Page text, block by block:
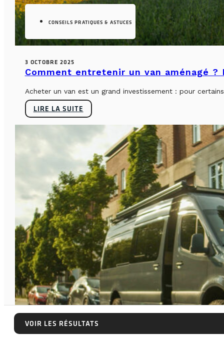
CONSEILS PRATIQUES & ASTUCES
3 OCTOBRE 2025
Comment entretenir un van aménagé
Acheter un van est un grand investissement : pour
LIRE LA SUITE
VOIR LES RÉSULTATS
VOIR LES RÉSULTATS